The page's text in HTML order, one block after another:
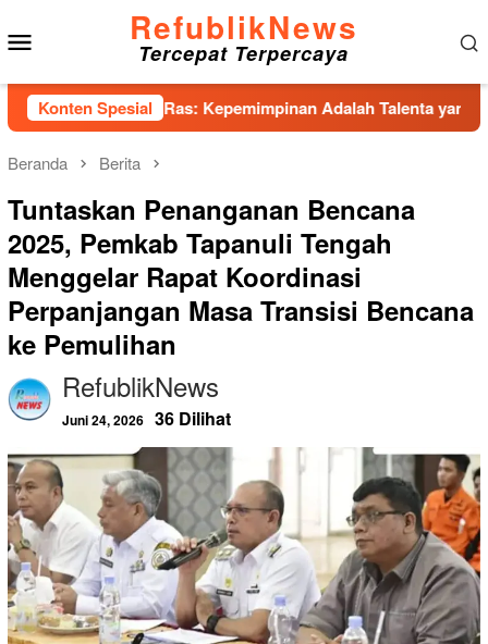
ke
konten
RefublikNews
Tercepat Terpercaya
Konten Spesial
Ras: Kepemimpinan Adalah Talenta yang Bisa Diasah
Beranda Berita
Tuntaskan Penanganan Bencana
2025, Pemkab Tapanuli Tengah
Menggelar Rapat Koordinasi
Perpanjangan Masa Transisi Bencana
ke Pemulihan
RefublikNews
Juni 24, 2026 36 Dilihat